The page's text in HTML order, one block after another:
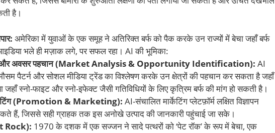
है।
अमेरिका में युवाओं के एक समूह ने अतिरिक्त बर्फ को पैक करके उन राज्यों में बेचा जहाँ बर्फ
भले ही मज़ाक लगे, पर सफल रहा। AI की भूमिका:
और अवसर पहचान (Market Analysis & Opportunity Identification): AI
पैटर्न और सोशल मीडिया ट्रेंड का विश्लेषण करके उन क्षेत्रों की पहचान कर सकता है जहाँ
जहाँ स्नो-फाइट और स्नो-इफेक्ट जैसी गतिविधियों के लिए कृत्रिम बर्फ की मांग हो सकती है।
(Promotion & Marketing): AI-संचालित मार्केटिंग प्लेटफ़ॉर्म लक्षित विज्ञापन
हैं, जिससे सही ग्राहक तक इस अनोखे उत्पाद की जानकारी पहुंचाई जा सके।
Rock): 1970 के दशक में एक सज्जन ने सादे पत्थरों को ‘पेट रॉक’ के रूप में बेचा, एक